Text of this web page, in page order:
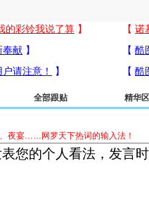
全部跟贴 精华区
夜宴……网罗天下热词的输入法！